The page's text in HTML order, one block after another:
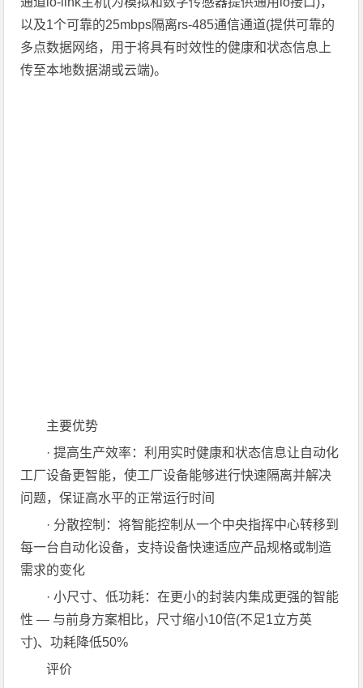
以及1个可靠的25mbps隔离rs-485通信通道(提供可靠的
多点数据网络，用于将具有时效性的健康和状态信息上
传至本地数据湖或云端)。
主要优势
· 提高生产效率：利用实时健康和状态信息让自动化
工厂设备更智能，使工厂设备能够进行快速隔离并解决
问题，保证高水平的正常运行时间
· 分散控制：将智能控制从一个中央指挥中心转移到
每一台自动化设备，支持设备快速适应产品规格或制造
需求的变化
· 小尺寸、低功耗：在更小的封装内集成更强的智能
性 — 与前身方案相比，尺寸缩小10倍(不足1立方英
寸)、功耗降低50%
评价